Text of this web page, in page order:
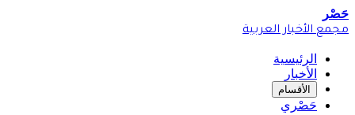
حَصْر
مجمع الأخبار العربية
الرئيسية
الأخبار
الأقسام
حَصْري